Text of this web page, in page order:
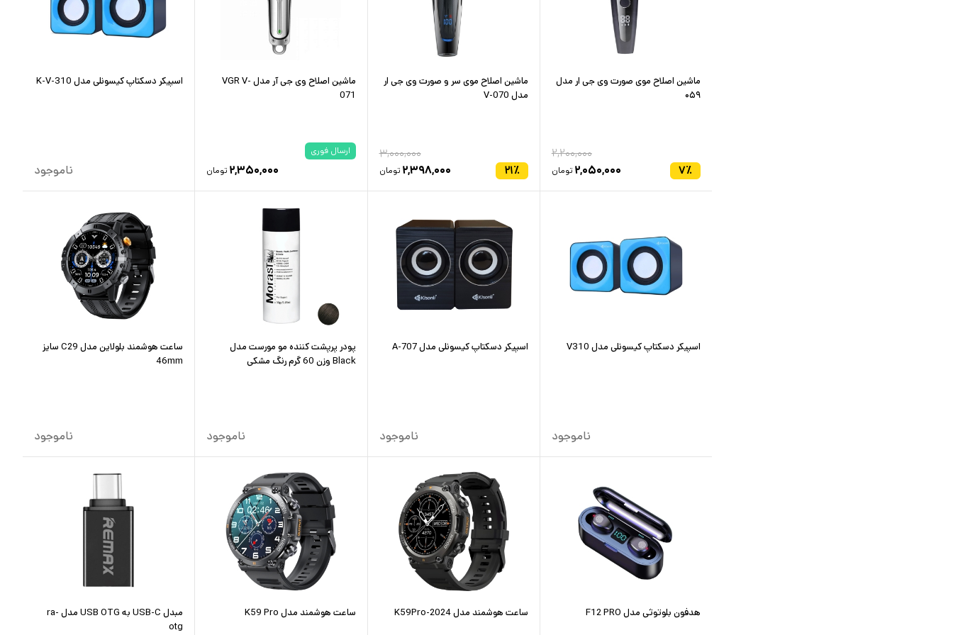
ماشین اصلاح موی صورت وی جی ار مدل
۰۵۹
۷٪
۲,۲۰۰,۰۰۰
۲,۰۵۰,۰۰۰ تومان
ماشین اصلاح موی سر و صورت وی جی ار
مدل V-070
۲۱٪
۳,۰۰۰,۰۰۰
۲,۳۹۸,۰۰۰ تومان
ماشین اصلاح وی جی آر مدل VGR V-
071
ارسال فوری
۲,۳۵۰,۰۰۰ تومان
اسپیکر دسکتاپ کیسونلی مدل K-V-310
ناموجود
اسپیکر دسکتاپ کیسونلی مدل V310
ناموجود
اسپیکر دسکتاپ کیسونلی مدل A-707
ناموجود
پودر پرپشت کننده مو مورست مدل
Black وزن 60 گرم رنگ مشکی
ناموجود
ساعت هوشمند بلولاین مدل C29 سایز
46mm
ناموجود
هدفون بلوتوثی مدل F12 PRO ساعت هوشمند مدل K59Pro-2024 ساعت هوشمند مدل K59 Pro
مبدل USB-C به USB OTG مدل ra-
otg